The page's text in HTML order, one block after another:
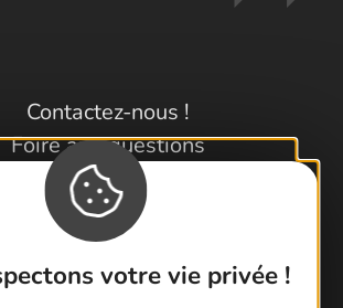
votre vie privée !
Contactez-nous !
Foire aux questions
Brochures
et Topoguides
Latitude Gard